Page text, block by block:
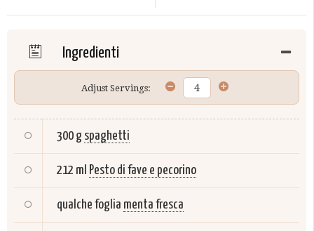
Ingredienti
Adjust Servings:
300 g spaghetti
212 ml Pesto di fave e pecorino
qualche foglia menta fresca